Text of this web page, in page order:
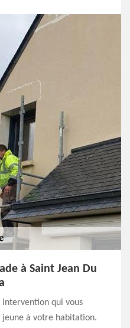
à Saint Jean Du
intervention qui vous
jeune à votre habitation.